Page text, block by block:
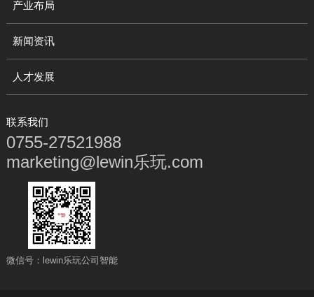
产业布局
新闻资讯
人才发展
联系我们
0755-27521988
marketing@lewin乐玩.com
微信号：lewin乐玩公司智能